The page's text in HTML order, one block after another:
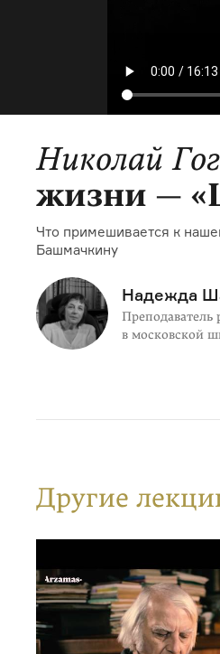
Николай
жизни —
Что примешивается к
Башмачкину
Надежда
Преподаватель
в московской
Другие